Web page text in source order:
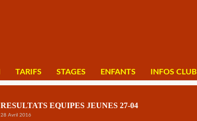
TARIFS STAGES ENFANTS INFOS CLUB
RESULTATS EQUIPES JEUNES 27-04
28 Avril 2016